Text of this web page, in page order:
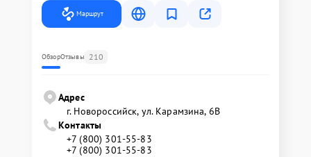
Маршрут
ОбзорОтзывы 210
Адрес
г. Новороссийск, ул. Карамзина, 6В
Контакты
+7 (800) 301-55-83
+7 (800) 301-55-83